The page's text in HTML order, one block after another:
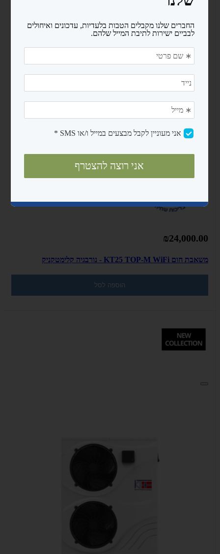
₪24,000.00
משאבת חום KT25 TOP-M WiFi - נורבגיה קלימטקניק
הוספה לסל